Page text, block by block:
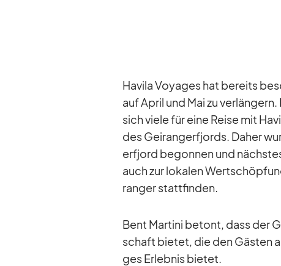
Ha­vila Voy­a­ges hat be­reits
auf April und Mai zu
sich viele für eine Reise mit
des Ge­i­rang­erfjords. Da­her
erfjord be­gon­nen und
auch zur lo­ka­len
ran­ger statt­fin­den.
Bent Mar­tini be­tont, dass der
schaft bie­tet, die den Gäs­ten
ges Er­leb­nis bie­tet.